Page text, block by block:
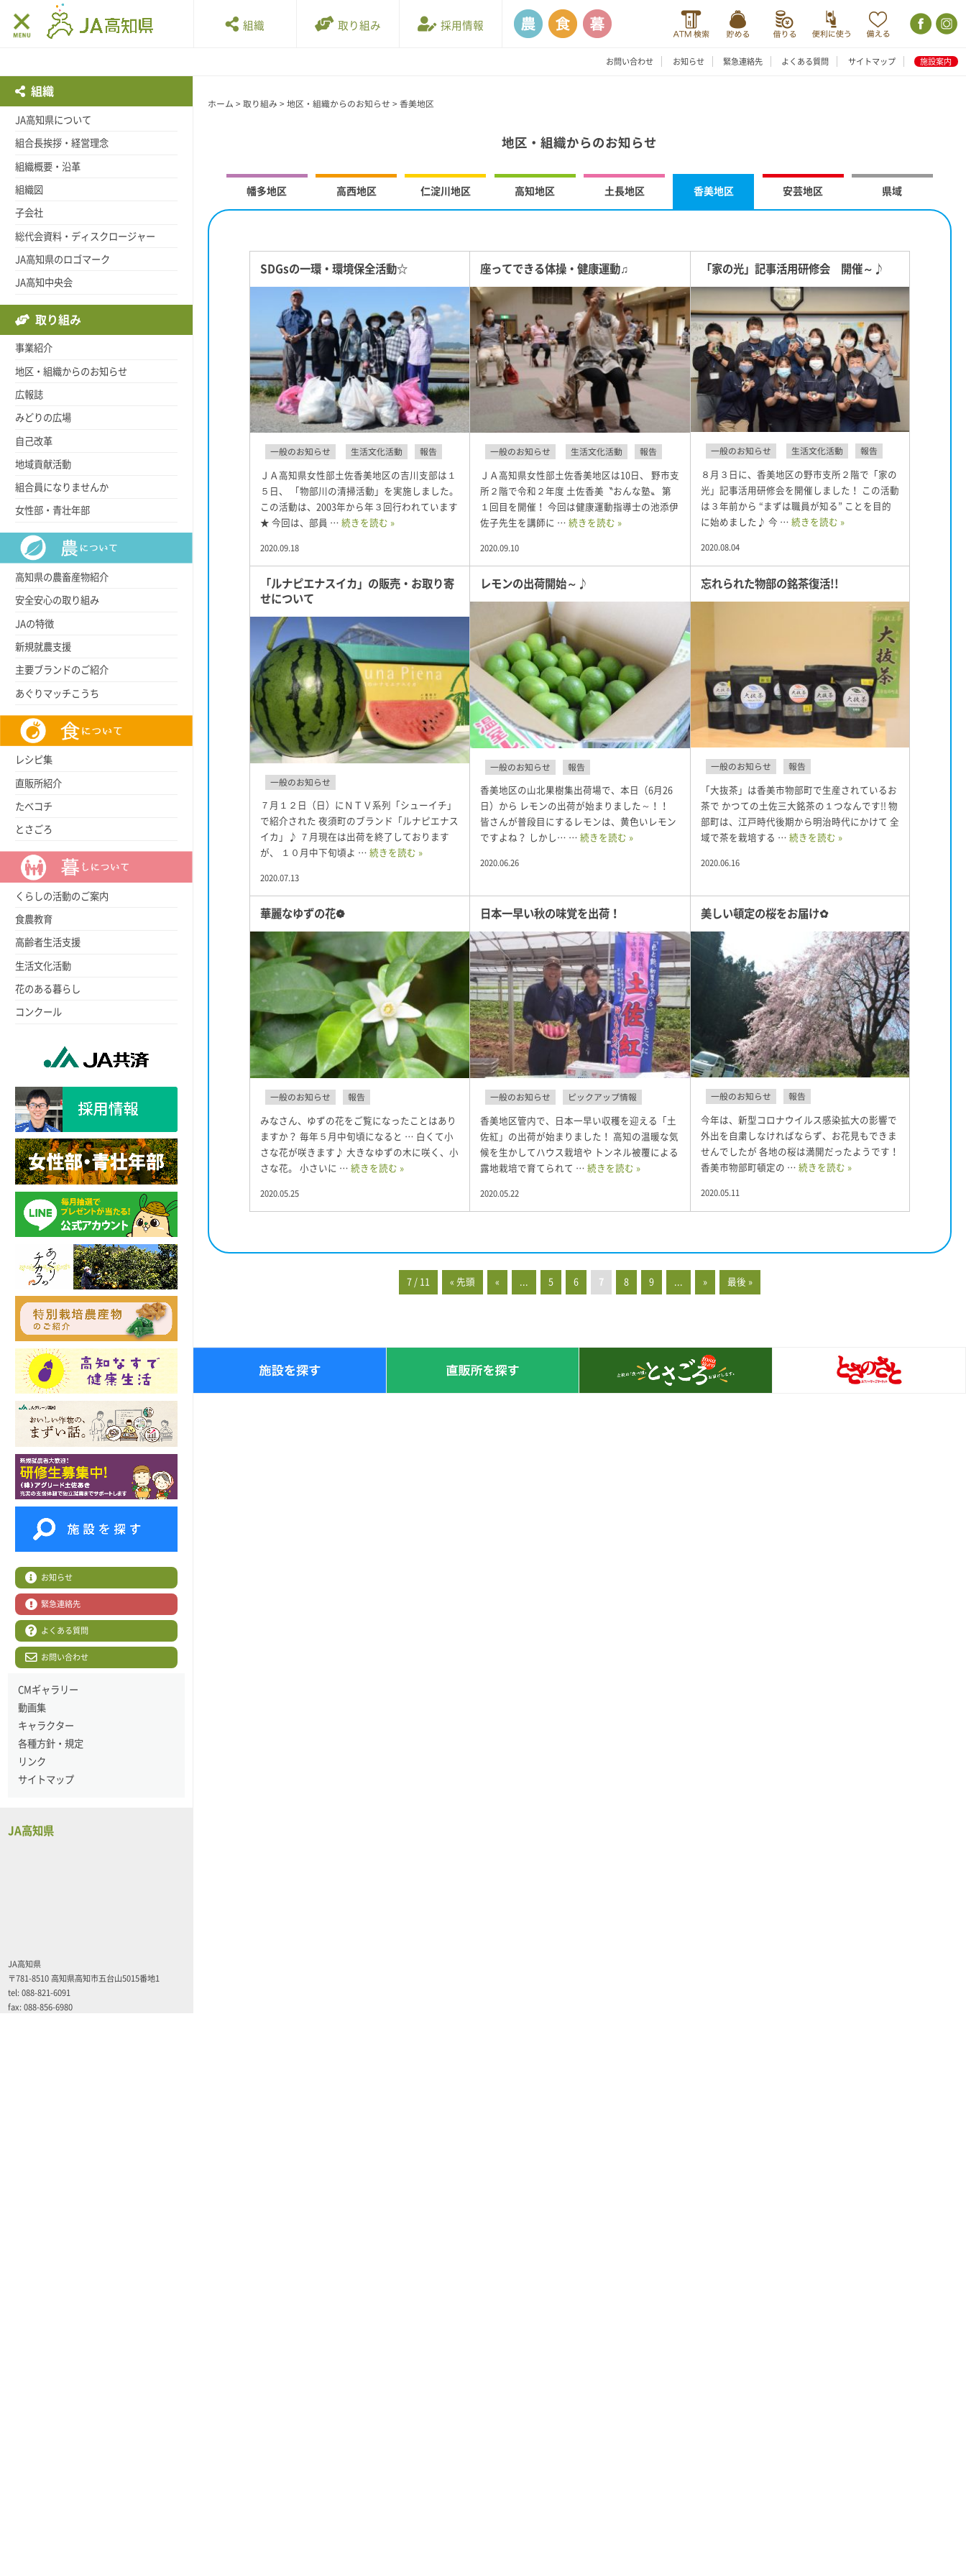
組織 取り組み 採用情報
お問い合わせ お知らせ 緊急連絡先 よくある質問 サイトマップ 施設案内
ホーム > 取り組み > 地区・組織からのお知らせ > 香美地区
地区・組織からのお知らせ
幡多地区 高西地区 仁淀川地区 高知地区 土長地区 香美地区 安芸地区 県域
SDGsの一環・環境保全活動☆
一般のお知らせ 生活文化活動 報告
ＪＡ高知県女性部土佐香美地区の吉川支部は１
５日、 「物部川の清掃活動」を実施しました。
この活動は、2003年から年３回行われています
★ 今回は、部員 … 続きを読む »
2020.09.18
座ってできる体操・健康運動♫
一般のお知らせ 生活文化活動 報告
ＪＡ高知県女性部土佐香美地区は10日、 野市支
所２階で令和２年度 土佐香美〝おんな塾〟 第
１回目を開催！ 今回は健康運動指導士の池添伊
佐子先生を講師に …続きを読む »
2020.09.10
「家の光」記事活用研修会 開催～♪
一般のお知らせ 生活文化活動 報告
８月３日に、香美地区の野市支所２階で「家の
光」記事活用研修会を開催しました！ この活動
は３年前から “まずは職員が知る” ことを目的
に始めました♪ 今 … 続きを読む »
2020.08.04
「ルナピエナスイカ」の販売・お取り寄
せについて
一般のお知らせ
７月１２日（日）にＮＴＶ系列「シューイチ」
で紹介された 夜須町のブランド「ルナピエナス
イカ」♪ ７月現在は出荷を終了しております
が、 １０月中下旬頃よ … 続きを読む »
2020.07.13
レモンの出荷開始～♪
一般のお知らせ 報告
香美地区の山北果樹集出荷場で、本日（6月26
日）から レモンの出荷が始まりました～！！
皆さんが普段目にするレモンは、黄色いレモン
ですよね？ しかし… …続きを読む »
2020.06.26
忘れられた物部の銘茶復活!!
一般のお知らせ 報告
「大抜茶」は香美市物部町で生産されているお
茶で かつての土佐三大銘茶の１つなんです!! 物
部町は、江戸時代後期から明治時代にかけて 全
域で茶を栽培する … 続きを読む »
2020.06.16
華麗なゆずの花❁
一般のお知らせ 報告
みなさん、ゆずの花をご覧になったことはあり
ますか？ 毎年５月中旬頃になると … 白くて小
さな花が咲きます♪ 大きなゆずの木に咲く、小
さな花。 小さいに … 続きを読む »
2020.05.25
日本一早い秋の味覚を出荷！
一般のお知らせ ピックアップ情報
香美地区管内で、日本一早い収穫を迎える「土
佐紅」の出荷が始まりました！ 高知の温暖な気
候を生かしてハウス栽培や トンネル被覆による
露地栽培で育てられて …続きを読む »
2020.05.22
美しい頓定の桜をお届け✿
一般のお知らせ 報告
今年は、新型コロナウイルス感染拡大の影響で
外出を自粛しなければならず、お花見もできま
せんでしたが 各地の桜は満開だったようです！
香美市物部町頓定の … 続きを読む »
2020.05.11
7 / 11 « 先頭 « 5 6 7 8 9 » 最後 »
組織
JA高知県について
組合長挨拶・経営理念
組織概要・沿革
組織図
子会社
総代会資料・ディスクロージャー
JA高知県のロゴマーク
JA高知中央会
取り組み
事業紹介
地区・組織からのお知らせ
広報誌
みどりの広場
自己改革
地域貢献活動
組合員になりませんか
女性部・青壮年部
高知県の農畜産物紹介
安全安心の取り組み
JAの特徴
新規就農支援
主要ブランドのご紹介
あぐりマッチこうち
レシピ集
直販所紹介
たべコチ
とさごろ
くらしの活動のご案内
食農教育
高齢者生活支援
生活文化活動
花のある暮らし
コンクール
お知らせ
緊急連絡先
よくある質問
お問い合わせ
CMギャラリー
動画集
キャラクター
各種方針・規定
リンク
サイトマップ
JA高知県
JA高知県
〒781-8510 高知県高知市五台山5015番地1
tel: 088-821-6091
fax: 088-856-6980